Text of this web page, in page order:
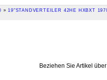
»19"STANDVERTEILER 42HE HXBXT
Beziehen Sie Artikel